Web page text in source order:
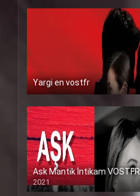
Yargi en vostfr
Ask Mantik İntikam VOSTFR
2021